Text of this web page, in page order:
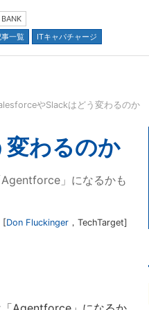
BANK
一覧 ITキャパチャージ
並び順：
やSlackはどう変わるのか
わるのか
」になるかも
[Don Fluckinger ， TechTarget]